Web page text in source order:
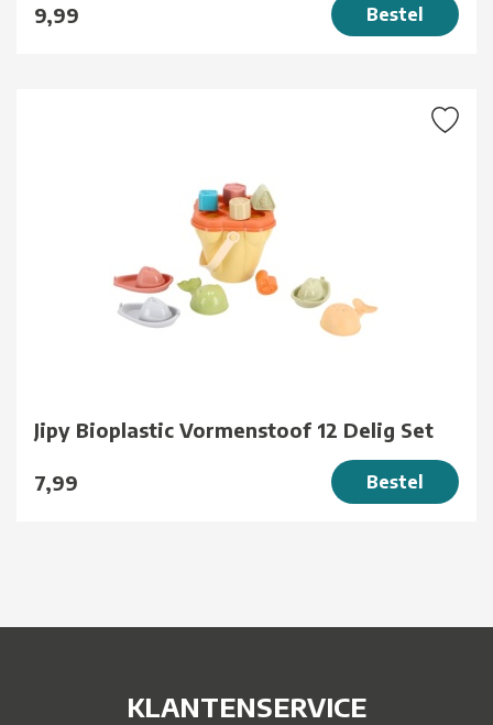
9,99 Bestel
Jipy Bioplastic Vormenstoof 12 Delig Set
7,99 Bestel
KLANTENSERVICE